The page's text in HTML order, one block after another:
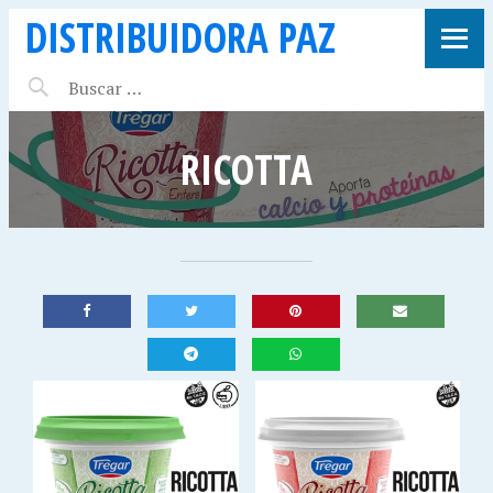
DISTRIBUIDORA PAZ
RICOTTA